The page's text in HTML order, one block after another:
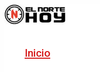
Ir
al
Inicio
Navegación
de